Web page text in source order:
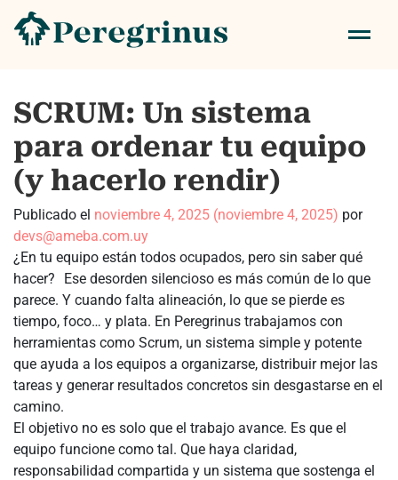
SCRUM: Un sistema
para ordenar tu equipo
(y hacerlo rendir)
Publicado el noviembre 4, 2025 (noviembre 4, 2025) por
devs@ameba.com.uy
¿En tu equipo están todos ocupados, pero sin saber qué
hacer? Ese desorden silencioso es más común de lo que
parece. Y cuando falta alineación, lo que se pierde es
tiempo, foco… y plata. En Peregrinus trabajamos con
herramientas como Scrum, un sistema simple y potente
que ayuda a los equipos a organizarse, distribuir mejor las
tareas y generar resultados concretos sin desgastarse en el
camino.
El objetivo no es solo que el trabajo avance. Es que el
equipo funcione como tal. Que haya claridad,
responsabilidad compartida y un sistema que sostenga el